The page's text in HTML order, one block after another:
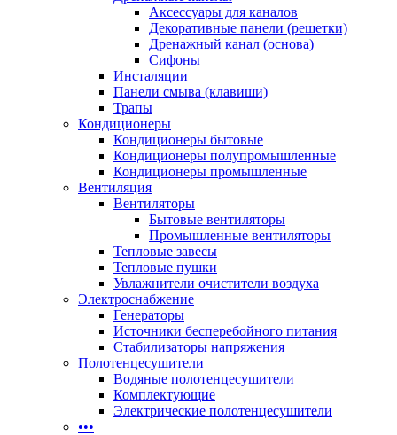
Аксессуары для каналов
Декоративные панели (решетки)
Дренажный канал (основа)
Сифоны
Инсталяции
Панели смыва (клавиши)
Трапы
Кондиционеры
Кондиционеры бытовые
Кондиционеры полупромышленные
Кондиционеры промышленные
Вентиляция
Вентиляторы
Бытовые вентиляторы
Промышленные вентиляторы
Тепловые завесы
Тепловые пушки
Увлажнители очистители воздуха
Электроснабжение
Генераторы
Источники бесперебойного питания
Стабилизаторы напряжения
Полотенцесушители
Водяные полотенцесушители
Комплектующие
Электрические полотенцесушители
•••